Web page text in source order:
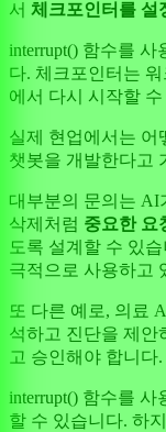
서 체크포인터를 설
interrupt() 함수를
다. 체크포인터는
에서 다시 시작할
실제 현업에서는 어
챗봇을 개발한다고
대부분의 문의는 AI
삭제처럼 중요한 요
도록 설계할 수 있
극적으로 사용하고
또 다른 예로, 의료
석하고 진단을 제안
고 승인해야 합니다.
interrupt() 함수를
할 수 있습니다. 하